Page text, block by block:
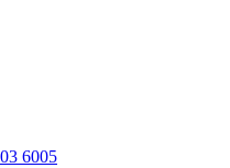
6005